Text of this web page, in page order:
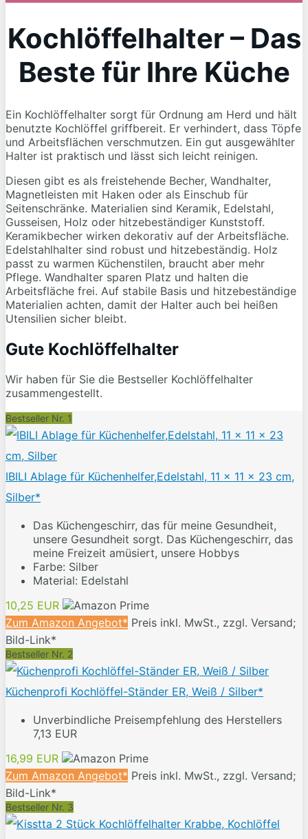
Kochlöffelhalter – Das
Beste für Ihre Küche
Ein Kochlöffelhalter sorgt für Ordnung am Herd und hält
benutzte Kochlöffel griffbereit. Er verhindert, dass Töpfe
und Arbeitsflächen verschmutzen. Ein gut ausgewählter
Halter ist praktisch und lässt sich leicht reinigen.
Diesen gibt es als freistehende Becher, Wandhalter,
Magnetleisten mit Haken oder als Einschub für
Seitenschränke. Materialien sind Keramik, Edelstahl,
Gusseisen, Holz oder hitzebeständiger Kunststoff.
Keramikbecher wirken dekorativ auf der Arbeitsfläche.
Edelstahlhalter sind robust und hitzebeständig. Holz
passt zu warmen Küchenstilen, braucht aber mehr
Pflege. Wandhalter sparen Platz und halten die
Arbeitsfläche frei. Auf stabile Basis und hitzebeständige
Materialien achten, damit der Halter auch bei heißen
Utensilien sicher bleibt.
Gute Kochlöffelhalter
Wir haben für Sie die Bestseller Kochlöffelhalter
zusammengestellt.
Bestseller Nr. 1
IBILI Ablage für Küchenhelfer,Edelstahl, 11 x 11 x 23 cm,
Silber*
Das Küchengeschirr, das für meine Gesundheit,
unsere Gesundheit sorgt. Das Küchengeschirr, das
meine Freizeit amüsiert, unsere Hobbys
Farbe: Silber
Material: Edelstahl
10,25 EUR
Zum Amazon Angebot* Preis inkl. MwSt., zzgl. Versand;
Bild-Link*
Bestseller Nr. 2
Küchenprofi Kochlöffel-Ständer ER, Weiß / Silber*
Unverbindliche Preisempfehlung des Herstellers
7,13 EUR
16,99 EUR
Zum Amazon Angebot* Preis inkl. MwSt., zzgl. Versand;
Bild-Link*
Bestseller Nr. 3